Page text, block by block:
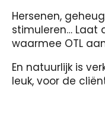
Hersenen,
stimuleren… Laat
waarmee OTL
En natuurlijk is
leuk, voor de